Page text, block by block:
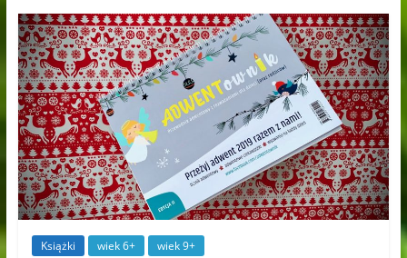
Książki wiek 6+ wiek 9+